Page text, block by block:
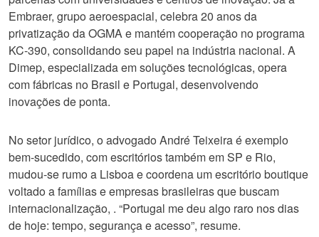
Embraer, grupo aeroespacial, celebra 20 anos da
privatização da OGMA e mantém cooperação no programa
KC-390, consolidando seu papel na indústria nacional. A
Dimep, especializada em soluções tecnológicas, opera
com fábricas no Brasil e Portugal, desenvolvendo
inovações de ponta.
No setor jurídico, o advogado André Teixeira é exemplo
bem-sucedido, com escritórios também em SP e Rio,
mudou-se rumo a Lisboa e coordena um escritório boutique
voltado a famílias e empresas brasileiras que buscam
internacionalização, . “Portugal me deu algo raro nos dias
de hoje: tempo, segurança e acesso”, resume.